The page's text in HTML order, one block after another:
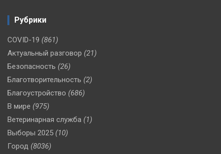
Рубрики
COVID-19 (861)
Актуальный разговор (21)
Безопасность (26)
Благотворительность (2)
Благоустройство (686)
В мире (975)
Ветеринарная служба (1)
Выборы 2025 (10)
Город (8036)